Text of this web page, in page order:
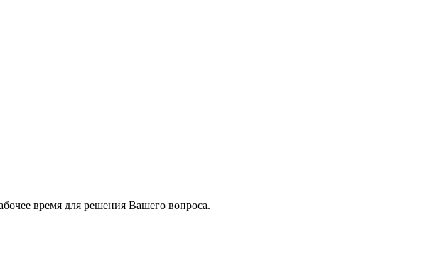
время для решения Вашего вопроса.